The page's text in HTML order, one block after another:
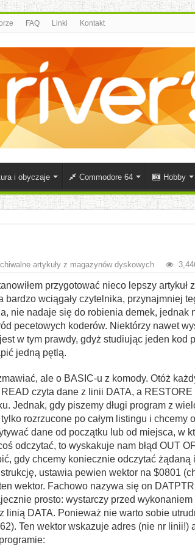
FAQ Linki Kontakt
i obyczaje Commodore 64 Hobby
artykuły z magazynów dyskowych
przygotować nieco lepszy
bardzo wciągały czytelnika, przynajmniej
nie nadaje się do robienia demek, jednak
pecetowych koderów. Niektórzy nawet
w tym prawdy, gdyż studiując jeden kod
jedną pętlą.
ale o BASIC-u z komody. Otóż
czyta dane z linii DATA, a
Jednak, gdy piszemy długi program z
rozrzucone po całym listingu i
dane od początku lub od miejsca, w
odczytać, to wyskakuje nam błąd OUT
gdy chcemy koniecznie odczytać
ustawia pewien wektor na $0801
wektor. Fachowo nazywa się on
prosto: wystarczy przed
linią DATA. Ponieważ nie warto sobie
Ten wektor wskazuje adres (nie nr